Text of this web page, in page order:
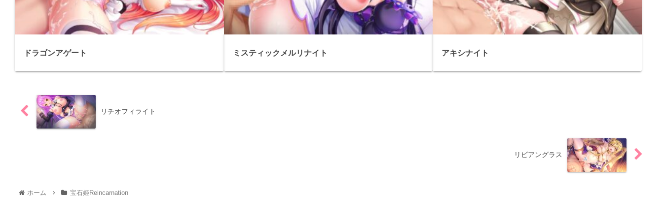
ドラゴンアゲート ミスティックメルリナイト アキシナイト
リチオフィライト
リビアングラス
ホーム 宝石姫Reincarnation